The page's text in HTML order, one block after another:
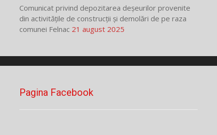
Comunicat privind depozitarea deșeurilor provenite
din activitățile de construcții și demolări de pe raza
comunei Felnac 21 august 2025
Pagina Facebook